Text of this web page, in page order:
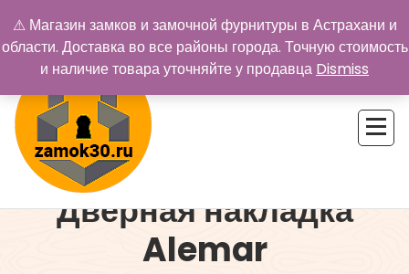
содержимому
Дверная накладка
Alemar
⚠ Магазин замков и замочной фурнитуры в Астрахани и
области. Доставка во все районы города. Точную стоимость
и наличие товара уточняйте у продавца Dismiss